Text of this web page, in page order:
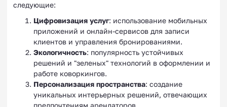
следующие:
Цифровизация услуг: использование мобильных
приложений и онлайн-сервисов для записи
клиентов и управления бронированиями.
Экологичность: популярность устойчивых
решений и "зеленых" технологий в оформлении и
работе коворкингов.
Персонализация пространства: создание
уникальных интерьерных решений, отвечающих
предпочтениям арендаторов.